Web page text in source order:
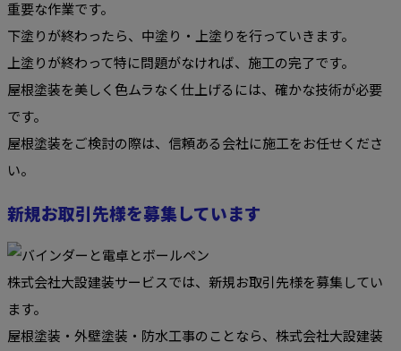
重要な作業です。
下塗りが終わったら、中塗り・上塗りを行っていきます。
上塗りが終わって特に問題がなければ、施工の完了です。
屋根塗装を美しく色ムラなく仕上げるには、確かな技術が必要
です。
屋根塗装をご検討の際は、信頼ある会社に施工をお任せくださ
い。
新規お取引先様を募集しています
株式会社大設建装サービスでは、新規お取引先様を募集してい
ます。
屋根塗装・外壁塗装・防水工事のことなら、株式会社大設建装